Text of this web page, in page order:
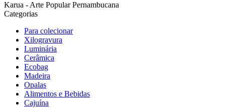
Karua - Arte Popular Pernambucana
Categorias
Para colecionar
Xilogravura
Luminária
Cerâmica
Ecobag
Madeira
Opalas
Alimentos e Bebidas
Cajuína